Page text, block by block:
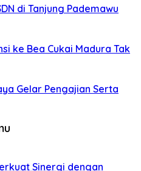
di Tanjung Pademawu
ke Bea Cukai Madura Tak
Gelar Pengajian Serta
Sinergi dengan